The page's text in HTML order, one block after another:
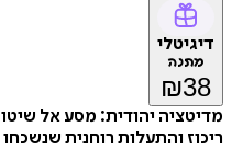
דיגיטלי
מתנה
₪38
מדיטציה יהודית: מסע אל
ריכוז והתעלות רוחנית